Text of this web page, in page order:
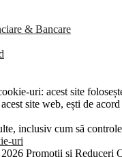
& Bancare
uri: acest site
site web, ești de
inclusiv cum să
uri
Promoții și Reduceri